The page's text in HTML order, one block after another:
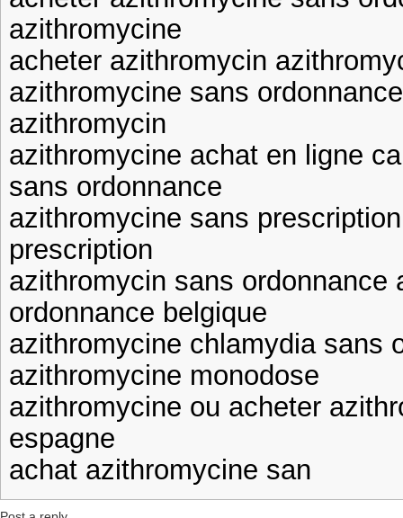
azithromycine
acheter azithromycin
azithromycine sans
azithromycin
azithromycine achat en ligne
sans ordonnance
azithromycine sans
prescription
azithromycin sans ordonnance
ordonnance belgique
azithromycine chlamydia sans
azithromycine monodose
azithromycine ou acheter
espagne
achat azithromycine san